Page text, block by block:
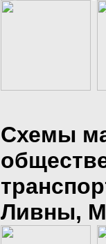
Схемы
Ливны,